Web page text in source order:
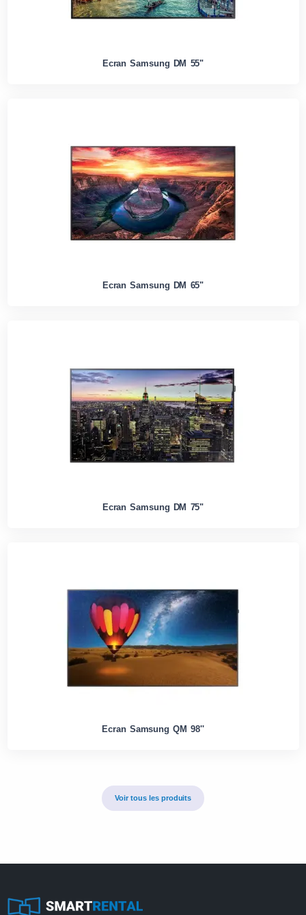
Ecran Samsung DM 55"
Ecran Samsung DM 65"
Ecran Samsung DM 75"
Ecran Samsung QM 98''
Voir tous les produits